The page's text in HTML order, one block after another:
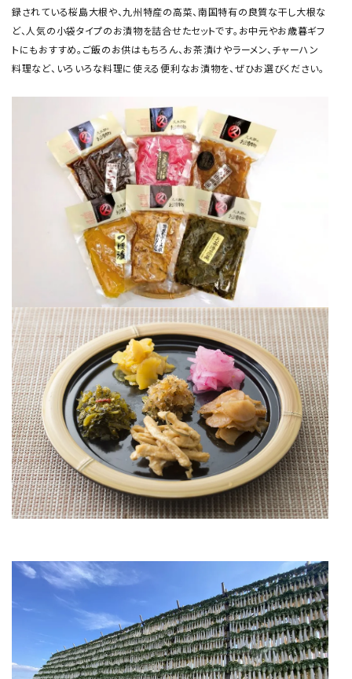
録されている桜島大根や、九州特産の高菜、南国特有の良質な干し大根な
ど、人気の小袋タイプのお漬物を詰合せたセットです。お中元やお歳暮ギフ
トにもおすすめ。ご飯のお供はもちろん、お茶漬けやラーメン、チャーハン
料理など、いろいろな料理に使える便利なお漬物を、ぜひお選びください。